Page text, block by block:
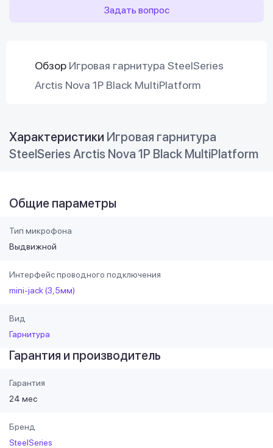
Задать вопрос
Обзор Игровая гарнитура SteelSeries
Arctis Nova 1P Black MultiPlatform
Характеристики Игровая гарнитура
SteelSeries Arctis Nova 1P Black MultiPlatform
Общие параметры
Тип микрофона
Выдвижной
Интерфейс проводного подключения
mini-jack (3,5мм)
Вид
Гарнитура
Гарантия и производитель
Гарантия
24 мес
Бренд
SteelSeries